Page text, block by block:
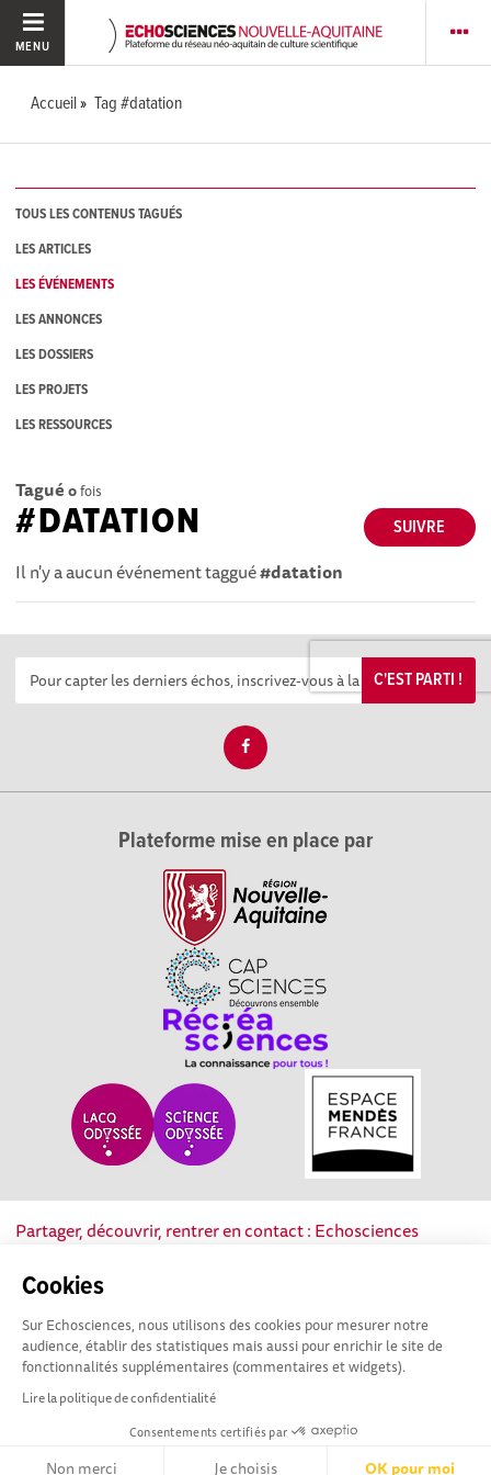
Cookies
Sur Echosciences, nous utilisons des cookies pour mesurer notre
audience, établir des statistiques mais aussi pour enrichir le site de
fonctionnalités supplémentaires (commentaires et widgets).
Lire la politique de confidentialité
Consentements certifiés par
Non merci Je choisis OK pour moi
MENU
Accueil Tag #datation
TOUS LES CONTENUS TAGUÉS
LES ARTICLES
LES ÉVÉNEMENTS
LES ANNONCES
LES DOSSIERS
LES PROJETS
LES RESSOURCES
Tagué 0fois
SUIVRE
#DATATION
Il n'y a aucun événement taggué#datation
C'EST PARTI !
Plateforme mise en place par
Partager, découvrir, rentrer en contact : Echosciences
culture scientifique, technique et industrielle de la région.
Mentions légales|Politique de confidentialité|CGU
|Ligne éditoriale